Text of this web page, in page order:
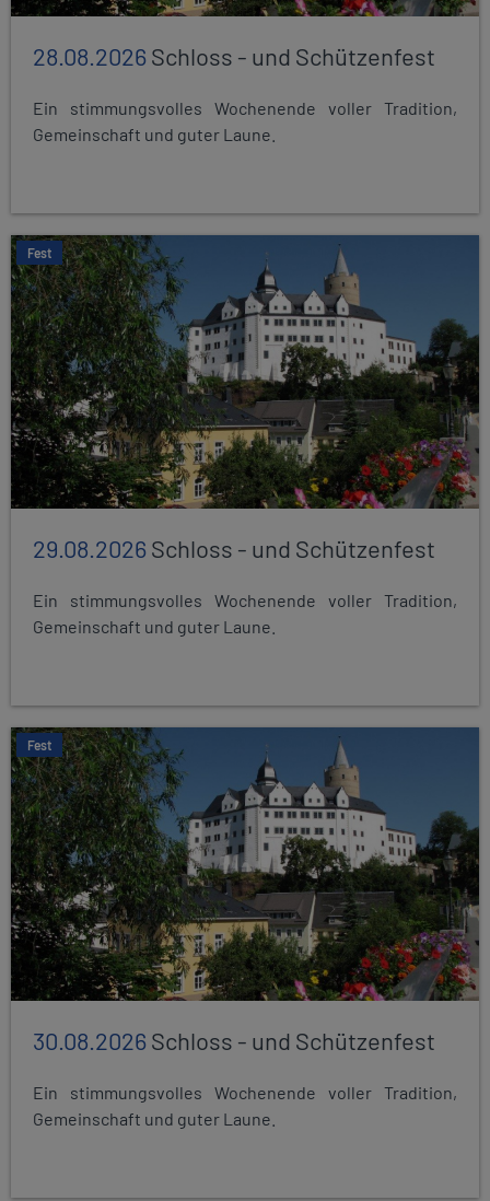
28.08.2026Schloss - und Schützenfest
Ein stimmungsvolles Wochenende voller Tradition,
Gemeinschaft und guter Laune.
Fest
29.08.2026Schloss - und Schützenfest
Ein stimmungsvolles Wochenende voller Tradition,
Gemeinschaft und guter Laune.
Fest
30.08.2026Schloss - und Schützenfest
Ein stimmungsvolles Wochenende voller Tradition,
Gemeinschaft und guter Laune.